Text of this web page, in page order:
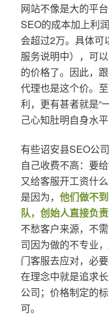
网站不像是大的平
SEO的成本加上利
会超过2万。具体可
服务说明中），可
的价格了。因此，
代理也是这个价。
利，更有甚者就是“
己心知肚明自身水
有些诏安县SEO公
自己收费不高：要
又给客服开工资什
是因为， 他们做不
队，创始人直接负
不愁客户来源，不
司因为做的不专业
门客服去应对，必
在理念中就是追求
公司；价格制定的
可。